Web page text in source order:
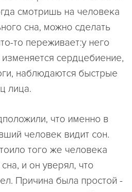
смотришь на человека
сна, можно сделать
то переживает:у него
сердцебиение,
наблюдаются быстрые
лица.
что именно в
человек видит сон.
того же человека
и он уверял, что
Причина была простой -